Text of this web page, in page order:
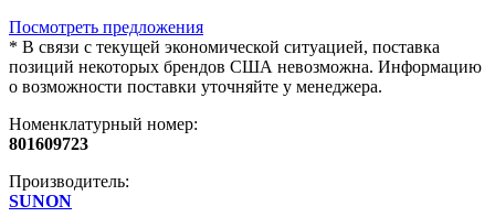
Посмотреть предложения
* В связи с текущей экономической ситуацией, поставка
позиций некоторых брендов США невозможна. Информацию
о возможности поставки уточняйте у менеджера.
Номенклатурный номер:
801609723
Производитель:
SUNON